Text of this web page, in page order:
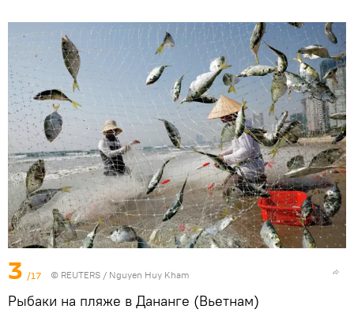
3 /17 © REUTERS / Nguyen Huy Kham
Рыбаки на пляже в Дананге (Вьетнам)